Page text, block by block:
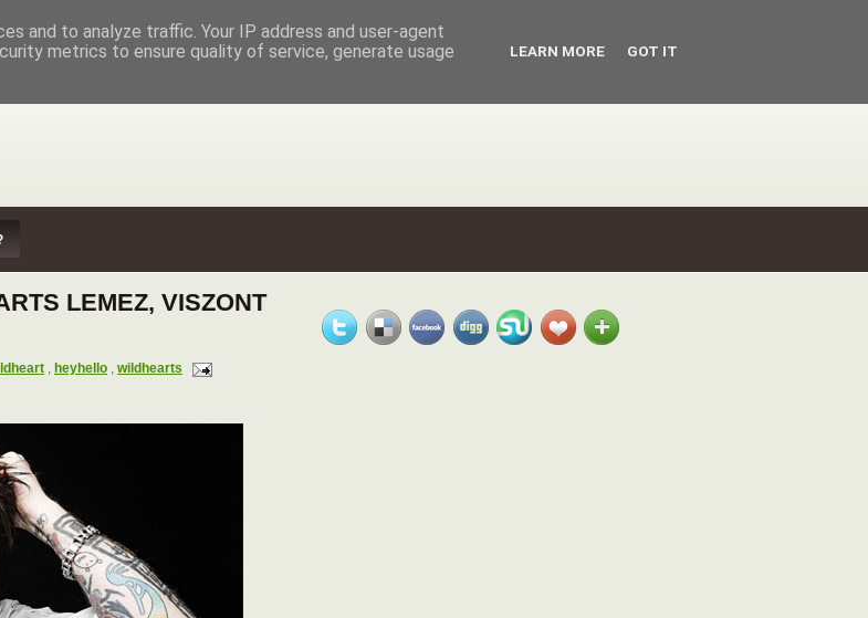
SZERZŐI JOGOK
LEMEZ, VISZONT
, heyhello , wildhearts
and to analyze traffic. Your IP address and user-agent
metrics to ensure quality of service, generate usage
LEARN MORE GOT IT